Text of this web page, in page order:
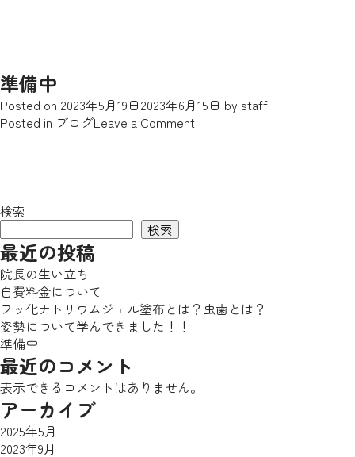
準備中
Posted on 2023年5月19日2023年6月15日 by staff
Posted in ブログLeave a Commenton
検索
検索
最近の投稿
院長の生い立ち
自費料金について
フッ化ナトリウムジェル塗布とは？虫歯とは？
姿勢について学んできました！！
準備中
最近のコメント
表示できるコメントはありません。
アーカイブ
2025年5月
2023年9月